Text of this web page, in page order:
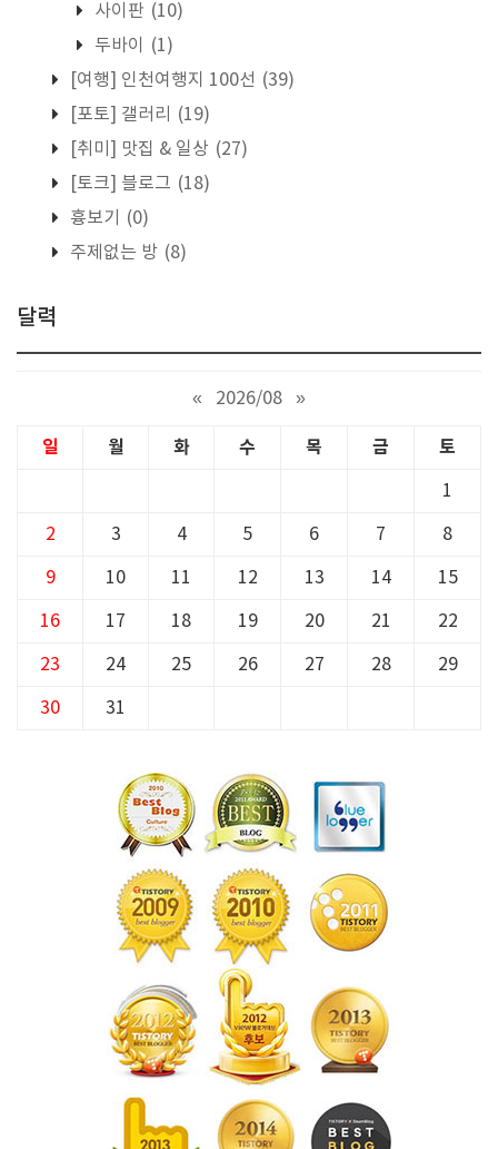
사이판 (10)
두바이
(1)
[여행] 인천여행지 100선 (39)
[포토] 갤러리
(19)
[취미] 맛집 & 일상 (27)
[토크] 블로그 (18)
흉보기
(0)
주제없는 방 (8)
달력
« 2026/08 »
일 월 화 수 목 금 토
1
2 3 4 5 6 7 8
9 10 11 12 13 14 15
16 17 18 19 20 21 22
23 24 25 26 27 28 29
30 31